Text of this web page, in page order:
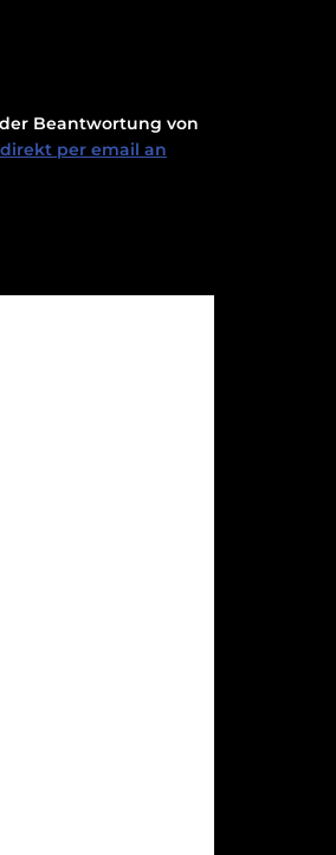
Beantwortung von
per email an